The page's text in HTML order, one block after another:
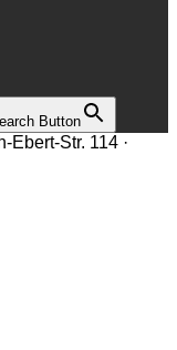
Button
Ebert-Str. 114 ·